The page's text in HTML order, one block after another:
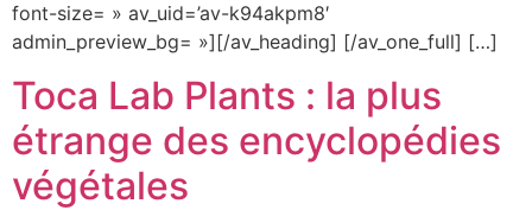
font-size= » av_uid=’av-k94akpm8′
admin_preview_bg= »][/av_heading] [/av_one_full] […]
Toca Lab Plants : la plus
étrange des encyclopédies
végétales